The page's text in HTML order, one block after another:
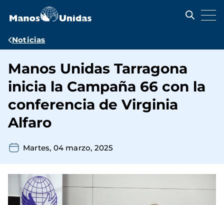
contenido
Ruta
navegación
Noticias
Manos Unidas Tarragona
inicia la Campaña 66 con la
conferencia de Virginia
Alfaro
Martes, 04 marzo, 2025